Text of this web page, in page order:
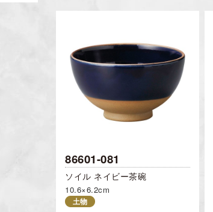
86601-081
ソイル ネイビー茶碗
10.6×6.2cm
土物